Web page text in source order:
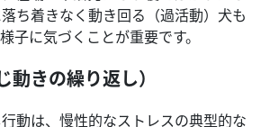
ち着きなく動き回る（過活動）犬も
子に気づくことが重要です。
動きの繰り返し）
動は、慢性的なストレスの典型的な